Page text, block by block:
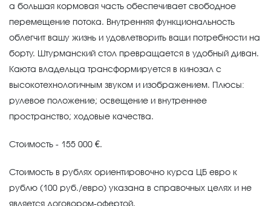
а большая кормовая часть обеспечивает свободное
перемещение потока. Внутренняя функциональность
облегчит вашу жизнь и удовлетворить ваши потребности на
борту. Штурманский стол превращается в удобный диван.
Каюта владельца трансформируется в кинозал с
высокотехнологичным звуком и изображением. Плюсы:
рулевое положение; освещение и внутреннее
пространство; ходовые качества.
Стоимость - 155 000 €.
Стоимость в рублях ориентировочно курса ЦБ евро к
рублю (100 руб./евро) указана в справочных целях и не
является договором-офертой.